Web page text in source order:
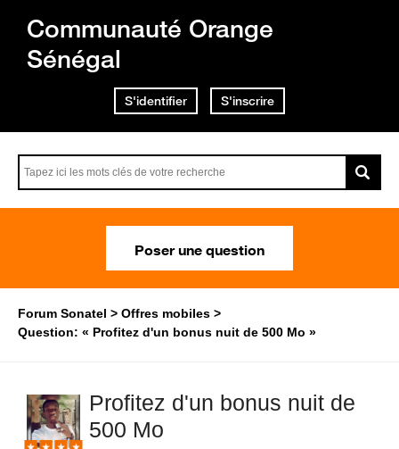
Communauté Orange
Sénégal
S'identifier S'inscrire
Poser une question
Forum Sonatel
Offres mobiles
Question: « Profitez d'un bonus nuit de 500 Mo »
Profitez d'un bonus nuit de
500 Mo